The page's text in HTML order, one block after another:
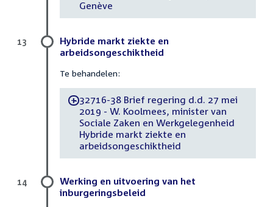
Genève
Hybride markt ziekte en
arbeidsongeschiktheid
Te behandelen:
-32716-38 Brief regering d.d. 27 mei
2019 - W. Koolmees, minister van
Sociale Zaken en Werkgelegenheid
Hybride markt ziekte en
arbeidsongeschiktheid
13
Werking en uitvoering van het
inburgeringsbeleid
14